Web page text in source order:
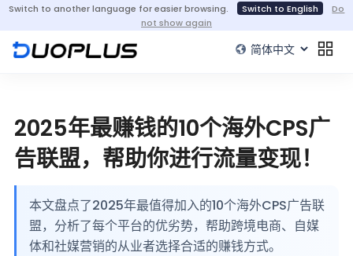
Switch to another language for easier browsing. Switch to English
Do
not show again
2025年最赚钱的10个海外CPS广
告联盟，帮助你进行流量变现！
本文盘点了2025年最值得加入的10个海外CPS广告联
盟，分析了每个平台的优劣势，帮助跨境电商、自媒
体和社媒营销的从业者选择合适的赚钱方式。